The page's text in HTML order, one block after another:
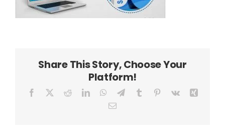
Share This Story, Choose Your
Platform!
Facebook RedditLinkedInWhatsApp
TelegramTumblr Pinterest
Vk
Email